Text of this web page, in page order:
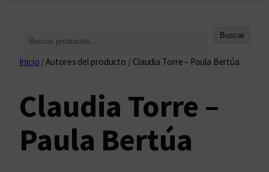
s
r
Buscar
Inicio / Autores del producto / Claudia Torre – Paula Bertúa
Claudia Torre –
Paula Bertúa